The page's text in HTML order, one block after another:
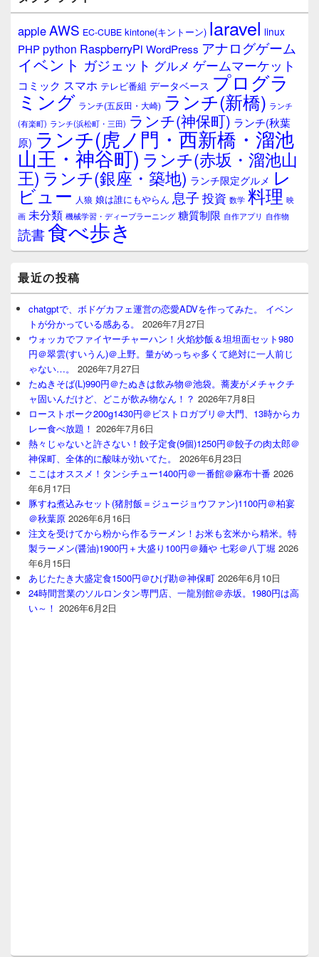
appleAWS EC-CUBE kintone(キントーン) laravel linux
PHPpython RaspberryPi WordPress アナログゲーム
イベント ガジェット グルメ ゲームマーケット
コミック スマホ テレビ番組 データベース プログラ
ミング ランチ(五反田・大崎) ランチ(新橋) ランチ
(有楽町) ランチ(浜松町・三田) ランチ(神保町) ランチ(秋葉
原) ランチ(虎ノ門・西新橋・溜池
山王・神谷町) ランチ(赤坂・溜池山
王) ランチ(銀座・築地) ランチ限定グルメ レ
ビュー 人狼 娘は誰にもやらん 息子 投資 数学 料理 映
画 未分類 機械学習・ディープラーニング 糖質制限 自作アプリ 自作物
読書食べ歩き
最近の投稿
chatgptで、ボドゲカフェ運営の恋愛ADVを作ってみた。 イベン
トが分かっている感ある。
2026年7月27日
ウォッカでファイヤーチャーハン！火焰炒飯＆坦坦面セット980
円＠翠雲(すいうん)＠上野。量がめっちゃ多くて絶対に一人前じ
ゃない…。
2026年7月27日
たぬきそば(L)990円＠たぬきは飲み物＠池袋。蕎麦がメチャクチ
ャ固いんだけど、どこが飲み物なん！？ 2026年7月8日
ローストポーク200g1430円＠ビストロガブリ＠大門、13時からカ
レー食べ放題！ 2026年7月6日
熱々じゃないと許さない！餃子定食(9個)1250円＠餃子の肉太郎＠
神保町、全体的に酸味が効いてた。
2026年6月23日
ここはオススメ！タンシチュー1400円＠一番館＠麻布十番 2026
年6月17日
豚すね煮込みセット(猪肘飯＝ジュージョウファン)1100円＠柏宴
＠秋葉原 2026年6月16日
注文を受けてから粉から作るラーメン！お米も玄米から精米。特
製ラーメン(醤油)1900円＋大盛り100円＠麺や 七彩＠八丁堀 2026
年6月15日
あじたたき大盛定食1500円＠ひげ勘＠神保町 2026年6月10日
24時間営業のソルロンタン専門店、一龍別館＠赤坂。1980円は高
い～！ 2026年6月2日